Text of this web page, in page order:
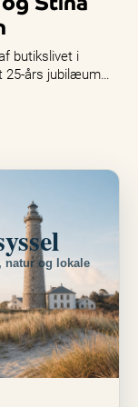
butikslivet i
25-års jubilæum…
natur og lokale